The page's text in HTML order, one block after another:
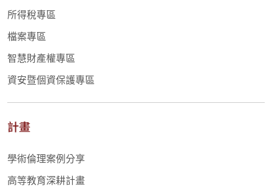
所得稅專區
檔案專區
智慧財產權專區
資安暨個資保護專區
計畫
學術倫理案例分享
高等教育深耕計畫